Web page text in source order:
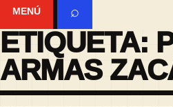
MENÚ ⌕
ETIQUETA:
ARMAS